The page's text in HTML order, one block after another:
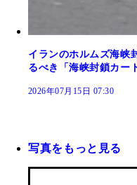
イランのホルムズ海峡
るべき「海峡封鎖カー
2026年07月15日 07:30
写真をもっと見る